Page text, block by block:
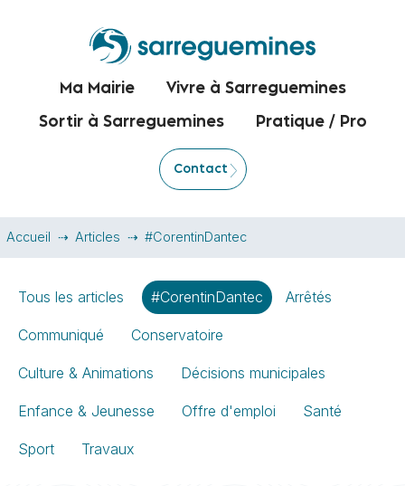
Ma Mairie Vivre à Sarreguemines
Sortir à Sarreguemines Pratique / Pro
Contact
Accueil Articles #CorentinDantec
Tous les articles #CorentinDantec Arrêtés
Communiqué Conservatoire
Culture & Animations Décisions municipales
Enfance & Jeunesse Offre d'emploi Santé
Sport Travaux